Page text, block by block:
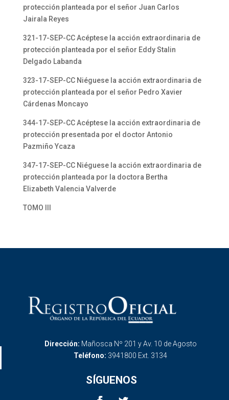
protección planteada por el señor Juan Carlos
Jairala Reyes
321-17-SEP-CC Acéptese la acción extraordinaria de
protección planteada por el señor Eddy Stalin
Delgado Labanda
323-17-SEP-CC Niéguese la acción extraordinaria de
protección planteada por el señor Pedro Xavier
Cárdenas Moncayo
344-17-SEP-CC Acéptese la acción extraordinaria de
protección presentada por el doctor Antonio
Pazmiño Ycaza
347-17-SEP-CC Niéguese la acción extraordinaria de
protección planteada por la doctora Bertha
Elizabeth Valencia Valverde
TOMO III
Dirección: Mañosca Nº 201 y Av. 10 de Agosto
Teléfono: 3941800 Ext. 3134
SÍGUENOS